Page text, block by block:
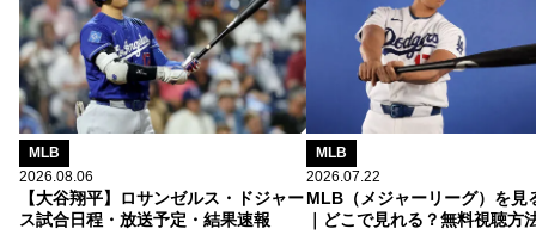
MLB
2026.08.06
【大谷翔平】ロサンゼルス・ドジャー
ス試合日程・放送予定・結果速報
MLB
2026.07.22
MLB（メジャーリーグ）を見
｜どこで見れる？無料視聴方